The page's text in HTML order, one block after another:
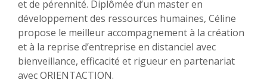
et de pérennité. Diplômée d’un master en
développement des ressources humaines, Céline
propose le meilleur accompagnement à la création
et à la reprise d’entreprise en distanciel avec
bienveillance, efficacité et rigueur en partenariat
avec ORIENTACTION.